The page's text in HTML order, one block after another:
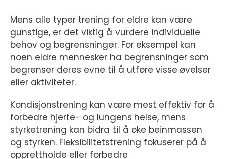
Mens alle typer trening for eldre kan være
gunstige, er det viktig å vurdere individuelle
behov og begrensninger. For eksempel kan
noen eldre mennesker ha begrensninger som
begrenser deres evne til å utføre visse øvelser
eller aktiviteter.
Kondisjonstrening kan være mest effektiv for å
forbedre hjerte- og lungens helse, mens
styrketrening kan bidra til å øke beinmassen
og styrken. Fleksibilitetstrening fokuserer på å
opprettholde eller forbedre